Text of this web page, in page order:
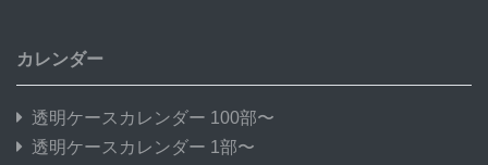
カレンダー
透明ケースカレンダー 100部〜
透明ケースカレンダー 1部〜